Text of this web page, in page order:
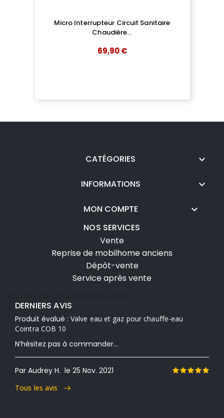
Micro Interrupteur Circuit Sanitaire
Chaudière...
69,90 €
CATÉGORIES 
INFORMATIONS 
MON COMPTE 
NOS SERVICES
Vente
Reprise de mobilhome anciens
Dépôt-vente
Service après vente
DERNIERS AVIS
Produit évalué : Valve eau et gaz pour chauffe-eau
Cointra COB 10
N’hésitez pas à commander...
Par Audrey H. le 25 Nov. 2021
Tous les avis